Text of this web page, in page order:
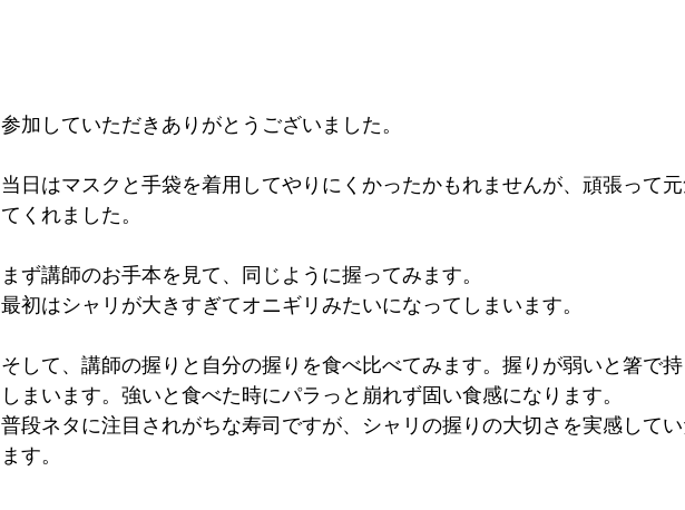
参加していただきありがとうございました。
当日はマスクと手袋を着用してやりにくかったかもれませんが、頑張って
てくれました。
まず講師のお手本を見て、同じように握ってみます。
最初はシャリが大きすぎてオニギリみたいになってしまいます。
そして、講師の握りと自分の握りを食べ比べてみます。握りが弱いと箸で
しまいます。強いと食べた時にパラっと崩れず固い食感になります。
普段ネタに注目されがちな寿司ですが、シャリの握りの大切さを実感して
ます。